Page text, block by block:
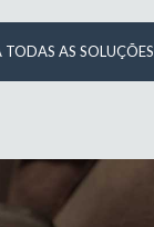
TODAS AS SOLUÇÕES